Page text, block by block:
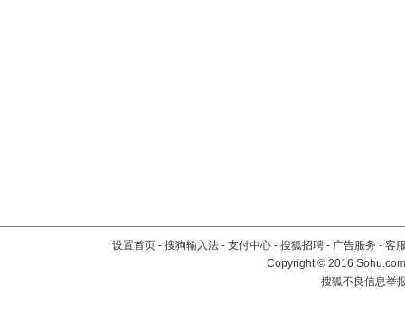
设置首页 - 搜狗输入法 - 支付中心 - 搜狐招聘 - 广告服务 - 客
Copyright©2016
搜狐不良信息举